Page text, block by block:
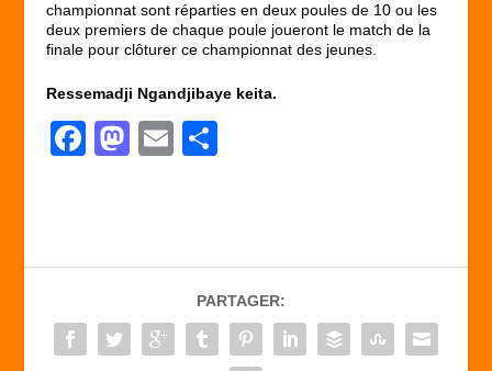
championnat sont réparties en deux poules de 10 ou les
deux premiers de chaque poule joueront le match de la
finale pour clôturer ce championnat des jeunes.
Ressemadji Ngandjibaye keita.
F
b
o
o
M
d
o
n
E
er
PARTAGER: